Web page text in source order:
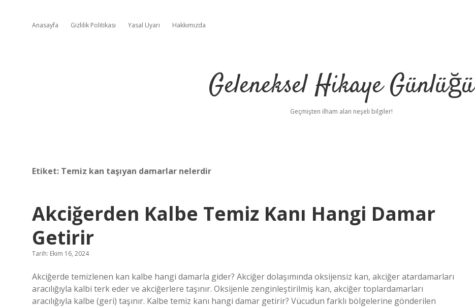
Anasayfa Gizlilik Politikası Yasal Uyarı Hakkımızda
Geleneksel Hikaye Günlüğü
Geçmişten ilham alan neşeli bilgiler!
Etiket: Temiz kan taşıyan damarlar nelerdir
Akciğerden Kalbe Temiz Kanı Hangi Damar
Getirir
Tarih: Ekim 16, 2024
Akciğerde temizlenen kan kalbe hangi damarla gider? Akciğer dolaşımında oksijensiz kan, akciğer atardamarları
aracılığıyla kalbi terk eder ve akciğerlere taşınır. Oksijenle zenginleştirilmiş kan, akciğer toplardamarları
aracılığıyla kalbe (geri) taşınır. Kalbe temiz kanı hangi damar getirir? Vücudun farklı bölgelerine gönderilen